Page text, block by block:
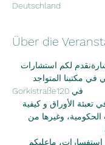
Deutschland
Über die
لكم استشارات
مكتبنا المتواجد
Gorkistraße120 في
الأوراق و كيفية
وغيرها من
استفسارات، ماعليكم